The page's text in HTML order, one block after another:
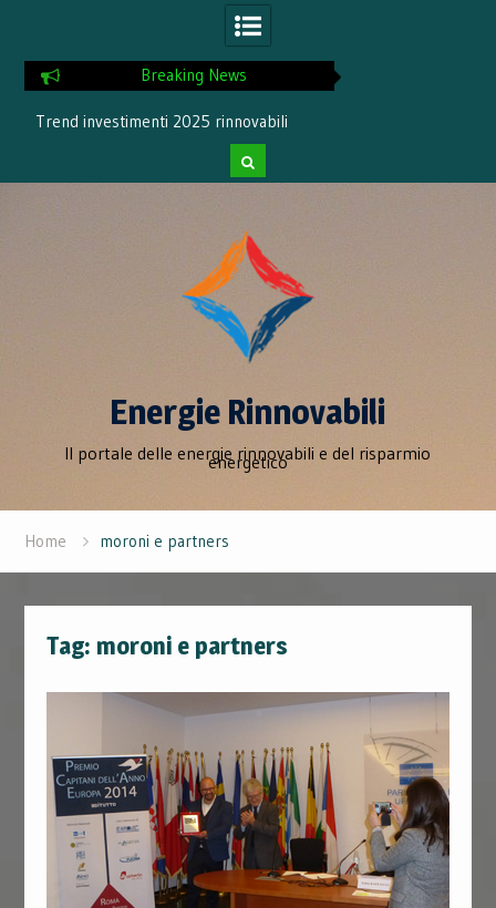
Breaking News
Trend investimenti 2025 rinnovabili
Energie Rinnovabili
Il portale delle energie rinnovabili e del risparmio
energetico
Home moroni e partners
Tag: moroni e partners